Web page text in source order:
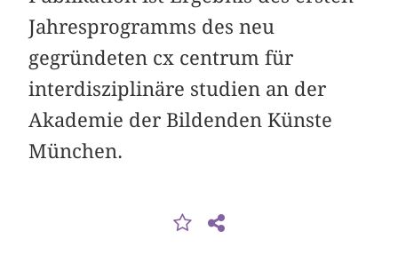
Jahresprogramms des neu
gegründeten cx centrum für
interdisziplinäre studien an der
Akademie der Bildenden Künste
München.